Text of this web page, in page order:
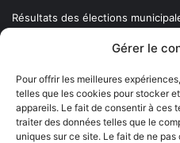
Gérer le
Pour offrir les meilleures
telles que les cookies pour stocker
appareils. Le fait de consentir à ces
traiter des données telles que le
uniques sur ce site. Le fait de ne
Résultats des élections
Newsletter gratuite